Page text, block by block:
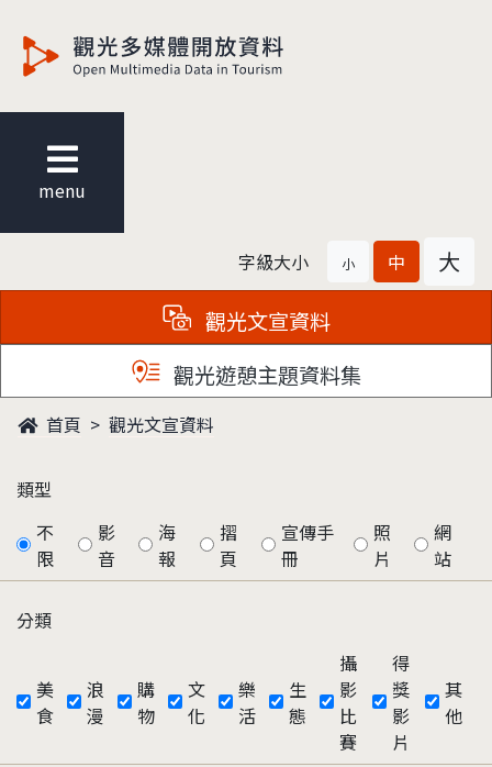
menu
字級大小 小 中 大
觀光文宣資料
觀光遊憩主題資料集
首頁 觀光文宣資料
類型
不
限
影
音
海
報
摺
頁
宣傳手
冊
照
片
網
站
分類
美
食
浪
漫
購
物
文
化
樂
活
生
態
攝
影
比
賽
得
獎
影
片
其
他